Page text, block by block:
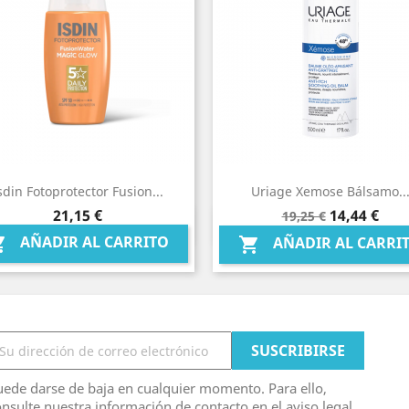
Fotoprotector Fusion...
Precio
21,15 €
AÑADIR AL CARRITO
Vista rápida
Uriage Xemose Bálsamo...
Precio
base
19,25 € Precio
14,44 €
 AÑADIR AL
Vista rápida
darse de baja en cualquier momento. Para ello,